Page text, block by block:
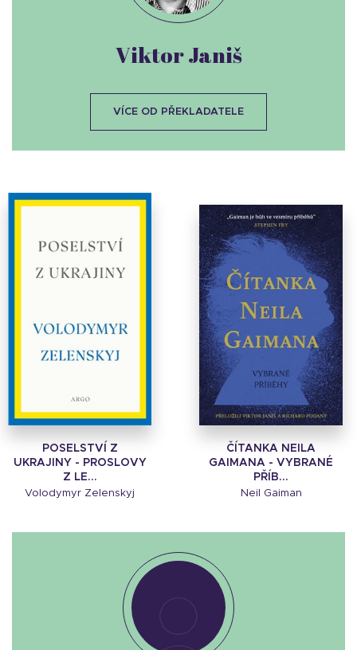
POSELSTVÍ Z
UKRAJINY - PROSLOVY
Z LE...
Volodymyr Zelenskyj
ČÍTANKA NEILA
GAIMANA - VYBRANÉ
PŘÍB...
Neil Gaiman
Viktor Janiš
VÍCE OD PŘEKLADATELE